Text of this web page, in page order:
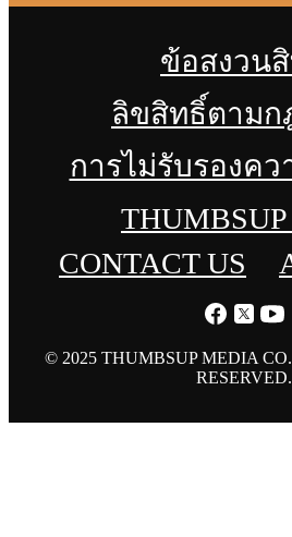
ข้อสงวน
ลิขสิทธิ์ตามก
การไม่รับรองคว
CONTACT US
© 2025 THUMBSUP MEDIA
RESERVED.